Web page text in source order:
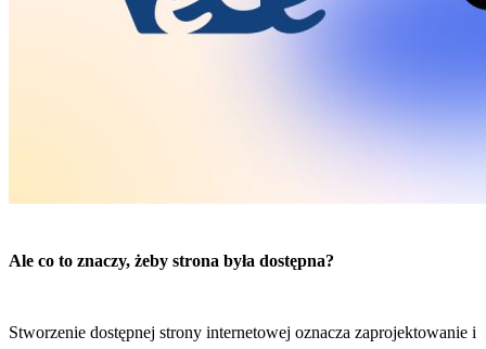
Ale co to znaczy, żeby strona była dostępna?
Stworzenie dostępnej strony internetowej oznacza zaprojektowanie i